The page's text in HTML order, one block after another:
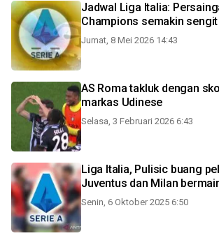
Jadwal Liga Italia:
Champions semakin sengit
Jumat, 8 Mei 2026 14:43
AS Roma takluk dengan
markas Udinese
Selasa, 3 Februari 2026 6:43
Liga Italia, Pulisic buang
Juventus dan Milan
Senin, 6 Oktober 2025 6:50